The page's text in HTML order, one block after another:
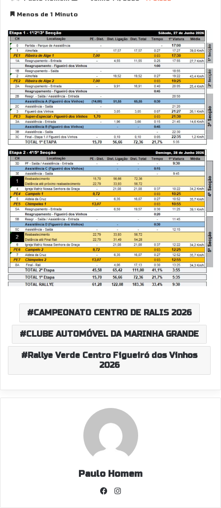
Menos de 1 Minuto
CAMPEONATO CENTRO DE RALIS 2026
CLUBE AUTOMÓVEL DA MARINHA GRANDE
Rallye Verde Centro Figueiró dos Vinhos
2026
Paulo Homem
Facebook